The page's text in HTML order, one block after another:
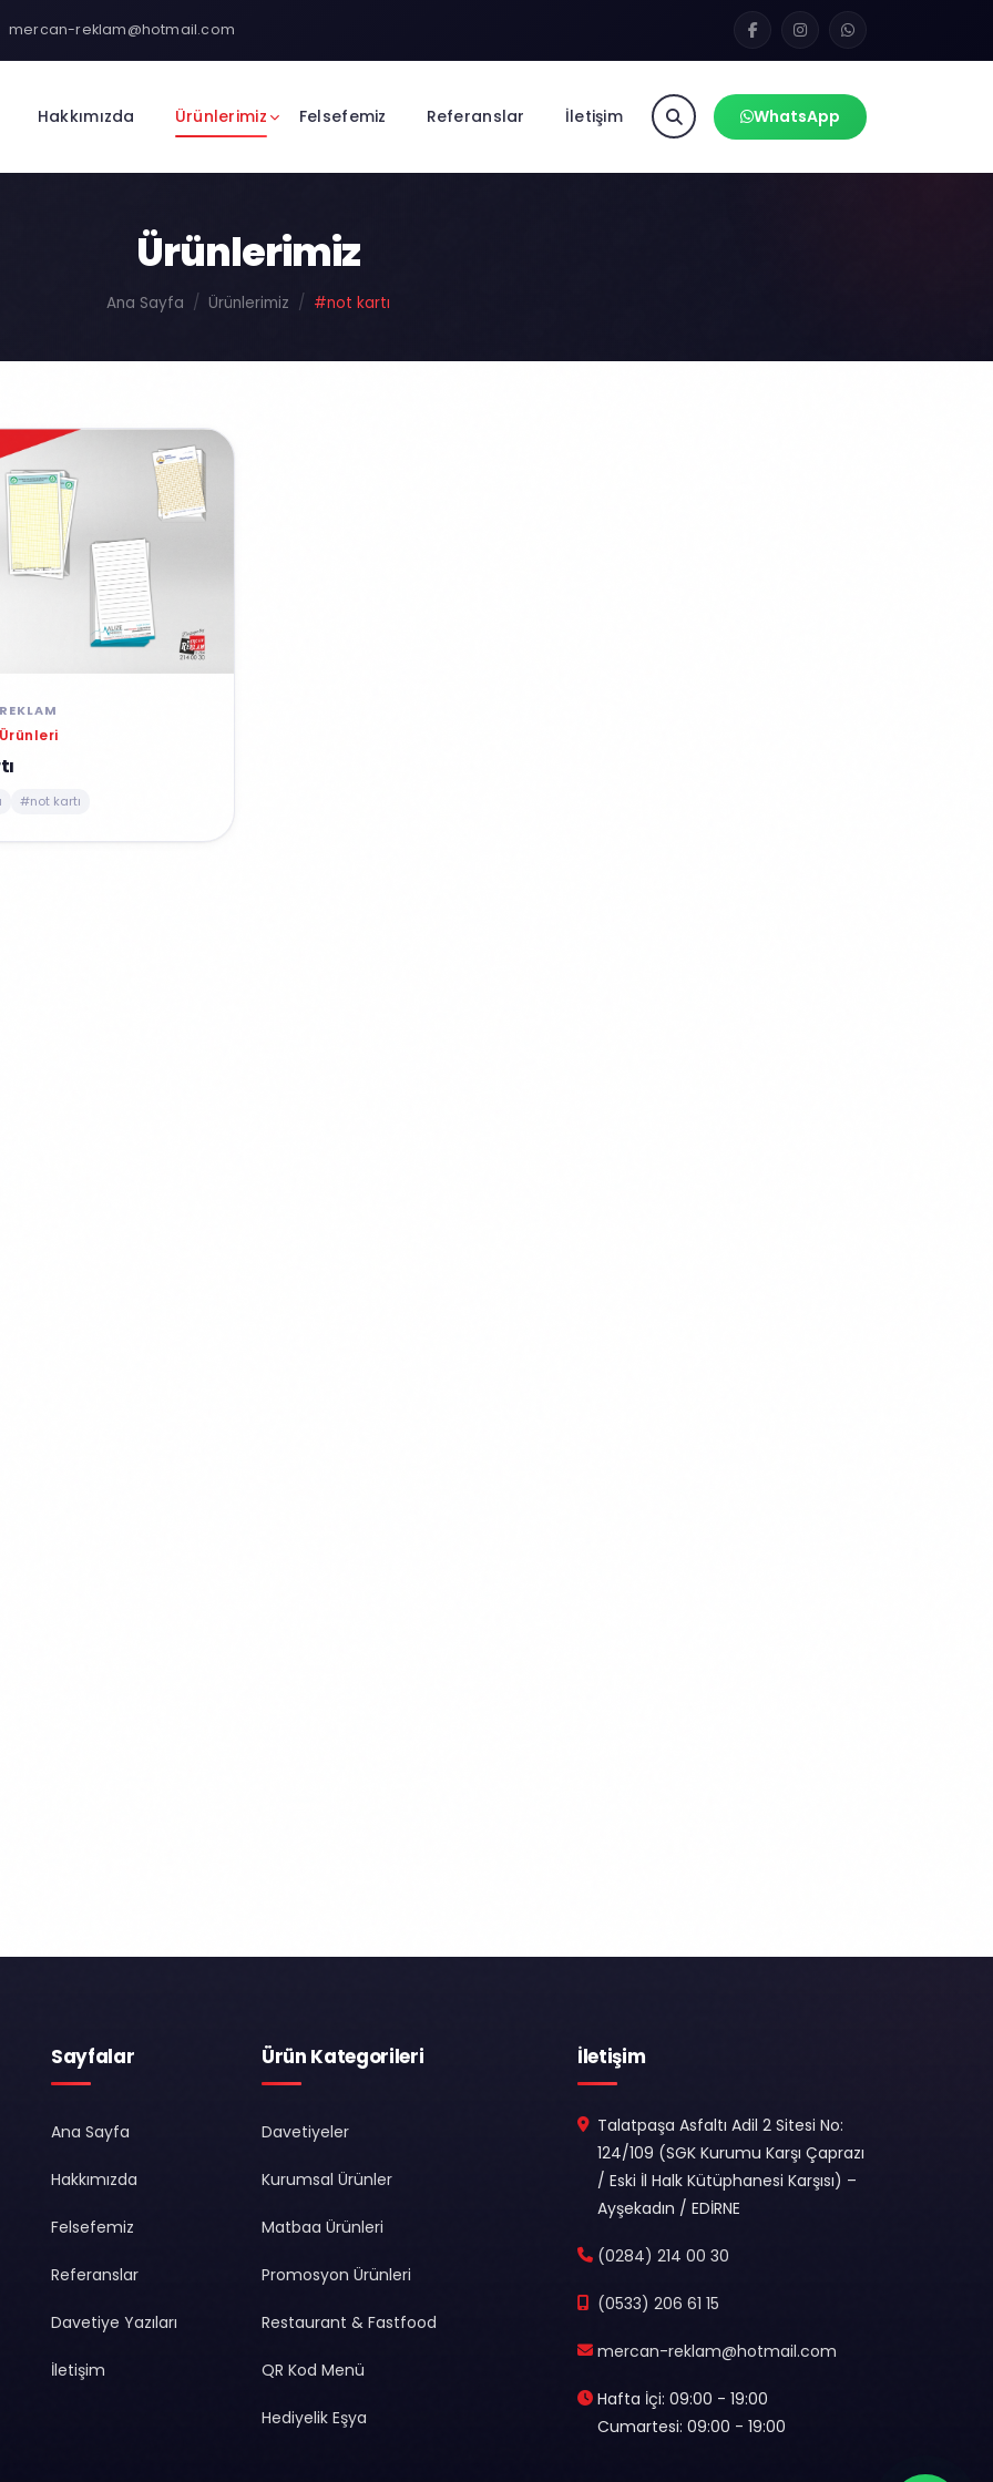
mercan-reklam@hotmail.com
Hakkımızda Ürünlerimiz Felsefemiz Referanslar İletişim WhatsApp
Ürünlerimiz
Ana Sayfa Ürünlerimiz #not kartı
#not kartı
Sayfalar
Ana Sayfa
Hakkımızda
Felsefemiz
Referanslar
Davetiye Yazıları
İletişim
Ürün Kategorileri
Davetiyeler
Kurumsal Ürünler
Matbaa Ürünleri
Promosyon Ürünleri
Restaurant & Fastfood
QR Kod Menü
Hediyelik Eşya
İletişim
Talatpaşa Asfaltı Adil 2 Sitesi No:
124/109 (SGK Kurumu Karşı Çaprazı
/ Eski İl Halk Kütüphanesi Karşısı) –
Ayşekadın / EDİRNE
(0284) 214 00 30
(0533) 206 61 15
mercan-reklam@hotmail.com
Hafta İçi: 09:00 - 19:00
Cumartesi: 09:00 - 19:00